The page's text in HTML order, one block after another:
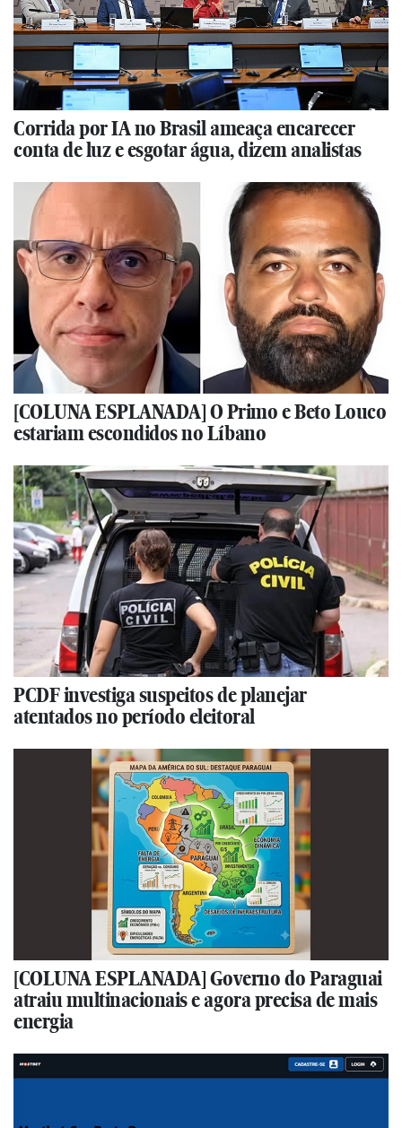
Corrida por IA no Brasil ameaça encarecer
conta de luz e esgotar água, dizem analistas
[COLUNA ESPLANADA] O Primo e Beto Louco
estariam escondidos no Líbano
PCDF investiga suspeitos de planejar
atentados no período eleitoral
[COLUNA ESPLANADA] Governo do Paraguai
atraiu multinacionais e agora precisa de mais
energia